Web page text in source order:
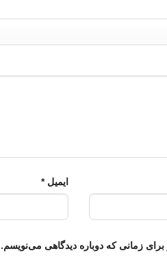
ایمیل*
زمانی که دوباره دیدگاهی می‌نویسم.